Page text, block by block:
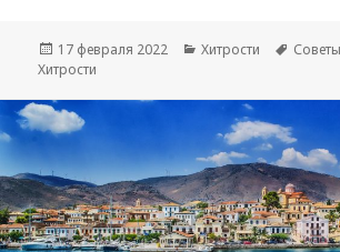
Опубликовано
17 февраля 2022 Рубрики
Хитрости Метки
Советы
Хитрости